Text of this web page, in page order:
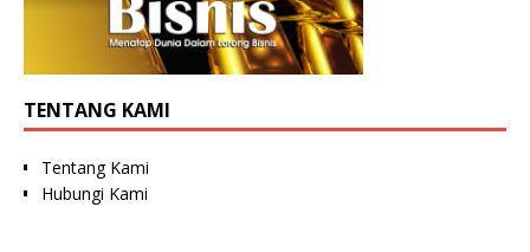
TENTANG KAMI
Tentang Kami
Hubungi Kami